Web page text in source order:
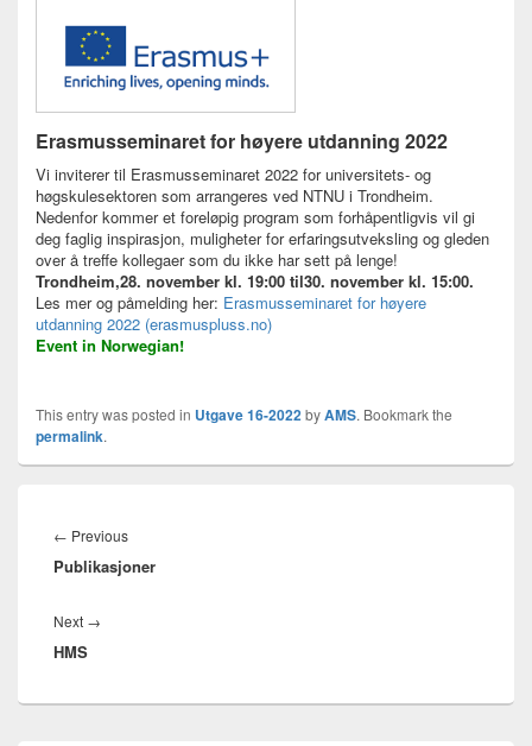
Erasmusseminaret for høyere utdanning 2022
Vi inviterer til Erasmusseminaret 2022 for universitets- og
høgskulesektoren som arrangeres ved NTNU i Trondheim.
Nedenfor kommer et foreløpig program som forhåpentligvis vil gi
deg faglig inspirasjon, muligheter for erfaringsutveksling og gleden
over å treffe kollegaer som du ikke har sett på lenge!
Trondheim,28. november kl. 19:00 til30. november kl. 15:00.
Les mer og påmelding her: Erasmusseminaret for høyere
utdanning 2022 (erasmuspluss.no)
Event in Norwegian!
This entry was posted in Utgave 16-2022byAMS. Bookmark the
permalink.
← PreviousPrevious
post:
Publikasjoner
Next →
HMS